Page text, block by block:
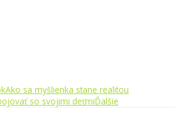
Ako sa myšlienka stane realitou
so svojimi deťmiĎalšie